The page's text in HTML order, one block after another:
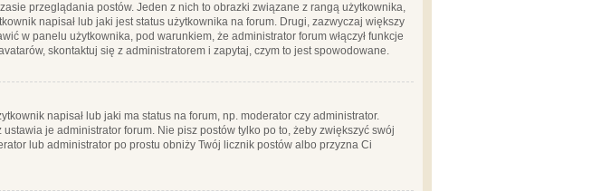
przeglądania postów. Jeden z nich to obrazki związane z rangą użytkownika,
napisał lub jaki jest status użytkownika na forum. Drugi, zazwyczaj większy
w panelu użytkownika, pod warunkiem, że administrator forum włączył funkcje
skontaktuj się z administratorem i zapytaj, czym to jest spowodowane.
napisał lub jaki ma status na forum, np. moderator czy administrator.
je administrator forum. Nie pisz postów tylko po to, żeby zwiększyć swój
lub administrator po prostu obniży Twój licznik postów albo przyzna Ci